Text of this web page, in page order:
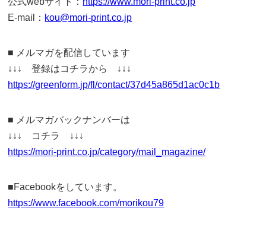
E-mail： kou@mori-print.co.jp
■ メルマガを配信しています
↓↓↓ 登録はコチラから ↓↓↓
https://greenform.jp/fl/contact/37d45a865d1ac0c1b
■ メルマガバックナンバーは
↓↓↓ コチラ ↓↓↓
https://mori-print.co.jp/category/mail_magazine/
■Facebookをしています。
https://www.facebook.com/morikou79